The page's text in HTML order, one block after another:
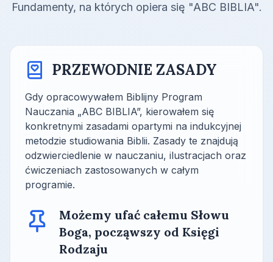
Fundamenty, na których opiera się "ABC BIBLIA".
PRZEWODNIE ZASADY
Gdy opracowywałem Biblijny Program
Nauczania „ABC BIBLIA”, kierowałem się
konkretnymi zasadami opartymi na indukcyjnej
metodzie studiowania Biblii. Zasady te znajdują
odzwierciedlenie w nauczaniu, ilustracjach oraz
ćwiczeniach zastosowanych w całym
programie.
Możemy ufać całemu Słowu
Boga, począwszy od Księgi
Rodzaju